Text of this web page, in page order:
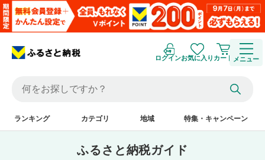
ログインお気に入り カート メニュー
ランキング カテゴリ 地域 特集・キャンペーン
ふるさと納税ガイド